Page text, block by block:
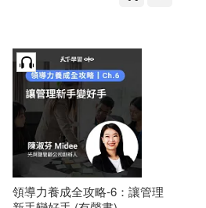
領導力養成全攻略-6：讓管理